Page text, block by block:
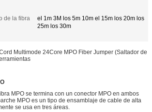
de la fibra
el 1m 3M los 5m 10m el 15m los 20m los
25m los 30m
Multimode 24Core MPO Fiber Jumper (Saltador de
MPO se termina con un conector MPO en ambos
MPO es un tipo de ensamblaje de cable de alta
se usa en tres áreas.